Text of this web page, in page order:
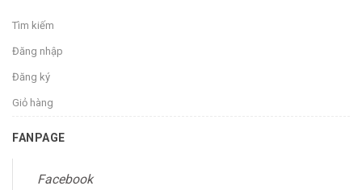
Tìm kiếm
Đăng nhập
Đăng ký
Giỏ hàng
FANPAGE
Facebook